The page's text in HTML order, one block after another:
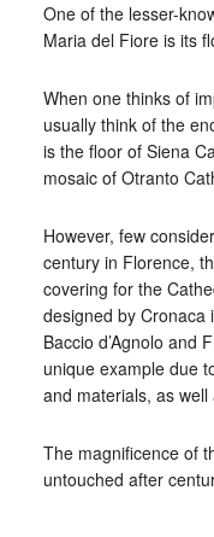
One of the lesser-
Maria del Fiore is its
When one thinks of
usually think of the
is the floor of Siena
mosaic of Otranto
However, few
century in Florence,
covering for the
designed by Cronaca
Baccio d’Agnolo and
unique example due
and materials, as well
The magnificence of
untouched after